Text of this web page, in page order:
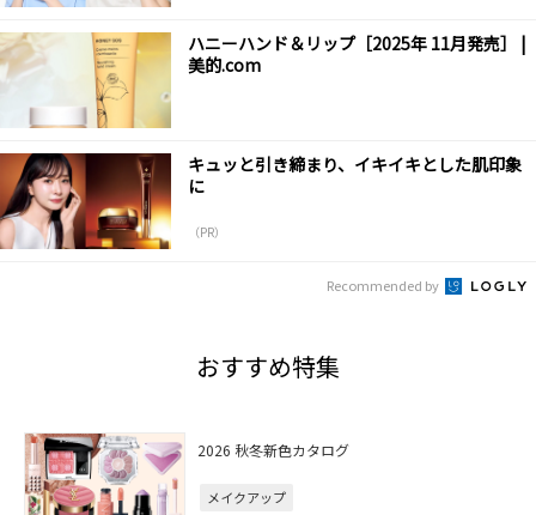
ハニーハンド＆リップ［2025年 11月発売］ |
美的.com
キュッと引き締まり、イキイキとした肌印象
に
（PR）
Recommended by
おすすめ特集
2026 秋冬新色カタログ
メイクアップ